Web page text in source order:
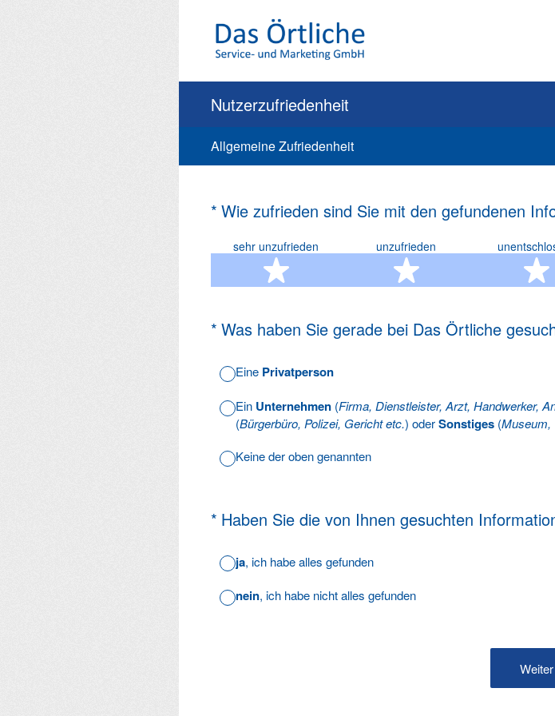
Nutzerzufriedenheit
Allgemeine Zufriedenheit
* Wie zufrieden sind Sie mit den gefundenen
(Erforderlich.)
sehr unzufrieden
1 Stern
unzufrieden
2 Sterne
* Was haben Sie gerade bei Das Örtliche
(Erforderlich.)
Eine Privatperson
Ein Unternehmen (Firma, Dienstleister, Arzt, Handwerker,
(Bürgerbüro, Polizei, Gericht etc.) oderSonstiges (Museum,
Keine der oben genannten
* Haben Sie die von Ihnen gesuchten
(Erforderlich.)
ja, ich habe alles gefunden
nein, ich habe nicht alles gefunden
Weiter